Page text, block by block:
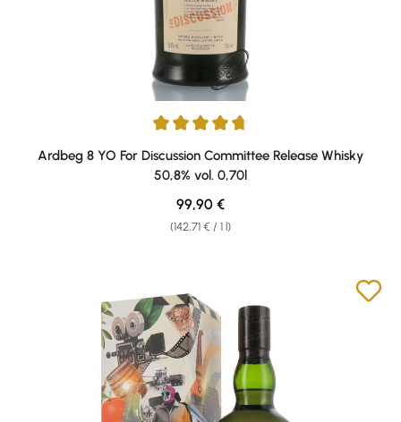
Average rating of 4.79 out of 5 stars
Ardbeg 8 YO For Discussion Committee Release Whisky
50,8% vol. 0,70l
(142,71 € / 1 l)
Regular price:
99,90 €